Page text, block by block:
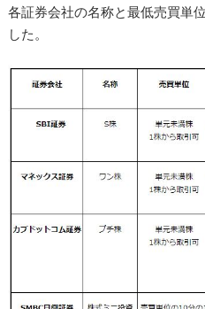
各証券会社の名称と最低売買単
した。